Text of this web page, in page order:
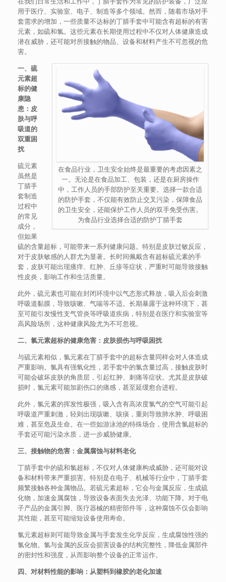
用于医疗、实验室、电子、制造等多个领域。然而，随着市场对手
套需求的增加，一些质量不达标的丁腈手套中可能含有超标的有害
元素，如硫和氯。这些元素在长期使用过程中不仅对人体健康造成
潜在威胁，还可能对所接触的物品、设备和材料产生不可忽视的危
害。
在食品行业，卫生安全始终是最重要的考虑因素之
一。无论是在食品加工、包装，还是在厨房操作
中，工作人员的手部防护至关重要。选择一款合适
的防护手套，不仅能有效防止交叉污染，保障食品
的卫生安全，还能保护工作人员的双手免受伤害。
为食品行业选择合适的防护丁腈手套
一、硫
元素超
标的健
康隐
患：皮
肤与呼
吸道的
双重困
扰
硫元素
虽然是
丁腈手
套制造
过程中
的常见
成分，
但如果
硫的含量超标，可能带来一系列健康问题。特别是皮肤过敏反应，
对于皮肤敏感的人群尤为显著。长时间佩戴含有超标硫元素的手
套，皮肤可能出现瘙痒、红肿、丘疹等症状，严重时可能导致接触
性皮炎，影响工作和生活质量。
此外，硫元素也可能在封闭环境中以气态形式释放，吸入后会刺激
呼吸道黏膜，导致咳嗽、气喘等不适。长期暴露于这种环境下，甚
至可能引发慢性支气管炎等呼吸道疾病，特别是在医疗和实验室等
高风险场所，这种健康风险尤为不可忽视。
二、氯元素超标的健康危害：皮肤损伤与呼吸困扰
与硫元素相似，氯元素在丁腈手套中的超标含量同样会对人体造成
严重影响。氯具有强氧化性，若手套中的氯含量过高，接触皮肤时
可能会破坏皮肤的角质层，引起红肿、刺痛等症状。尤其是皮肤破
损时，氯元素可能加剧伤口的痛感，甚至延缓愈合进程。
此外，氯元素的挥发性极强，吸入含有高浓度氯气的空气可能引起
呼吸道严重刺激，轻则出现咳嗽、咳痰，重则导致肺水肿、呼吸困
难，甚至危及生命。在一些如游泳池的特殊场合，使用含氯超标的
手套还可能污染水质，进一步威胁健康。
三、接触物的危害：金属腐蚀与材料老化
丁腈手套中的硫和氯超标，不仅对人体健康构成威胁，还可能对设
备和材料带来严重损害。特别是在电子、机械等行业中，丁腈手套
频繁接触各种金属物品。若硫元素超标，它会与金属反应，生成硫
化物，加速金属腐蚀，导致设备表面失去光泽、功能下降。对于电
子产品的金属引脚、医疗器械的精密部件等，这种腐蚀不仅会影响
其性能，甚至可能缩短设备使用寿命。
氯元素超标则可能导致金属与手套发生化学反应，生成腐蚀性强的
氯化物。氯与金属的反应会损害设备的结构完整性，降低金属部件
的密封性和强度，从而影响整个设备的正常运作。
四、对材料性能的影响：从塑料到橡胶的老化加速